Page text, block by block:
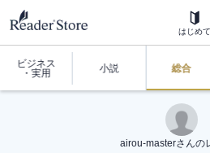
はじめて
ビジネス
・実用
小説 総合
airou-masterさんの